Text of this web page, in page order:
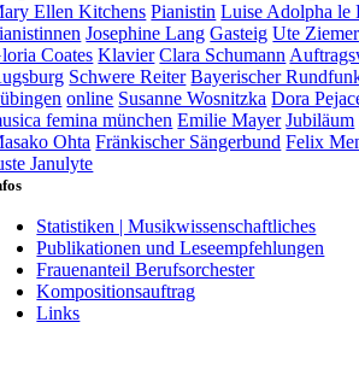
Ellen Kitchens Pianistin Luise Adolpha le
Josephine Lang Gasteig Ute Ziemer
Coates Klavier Clara Schumann
Schwere Reiter Bayerischer
online Susanne Wosnitzka Dora
femina münchen Emilie Mayer Jubiläum
Ohta Fränkischer Sängerbund Felix
Janulyte
Statistiken | Musikwissenschaftliches
Publikationen und Leseempfehlungen
Frauenanteil Berufsorchester
Kompositionsauftrag
Links